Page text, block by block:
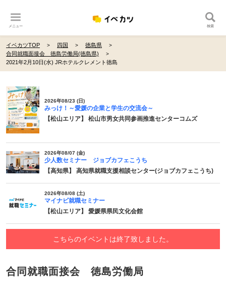
メニュー 検索
イベカツTOP 四国
徳島県
合同就職面接会 徳島労働局(徳島県)
2021年2月10日(水) JRホテルクレメント徳島
2026年08/23 (日)
みっけ！～愛媛の企業と学生の交流会～
【松山エリア】 松山市男女共同参画推進センターコムズ
2026年08/07 (金)
少人数セミナー ジョブカフェこうち
【高知県】 高知県就職支援相談センター(ジョブカフェこうち)
2026年08/08 (土)
マイナビ就職セミナー
【松山エリア】 愛媛県県民文化会館
こちらのイベントは終了致しました。
合同就職面接会 徳島労働局